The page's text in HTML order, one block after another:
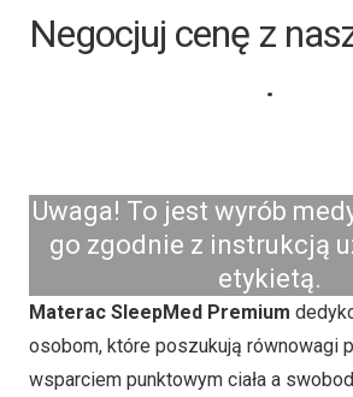
Negocjuj cenę z
.
Uwaga! To jest wyrób
go zgodnie z instrukcją
etykietą.
Materac SleepMed Premium
osobom, które poszukują równowagi
wsparciem punktowym ciała a